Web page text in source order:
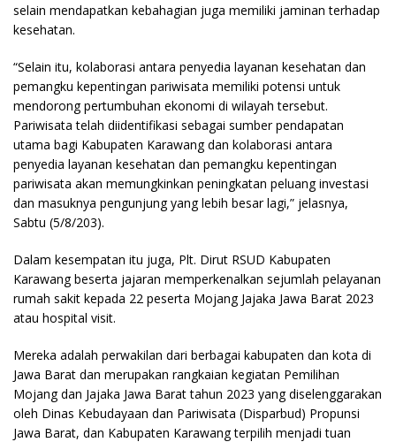
selain mendapatkan kebahagian juga memiliki jaminan terhadap
kesehatan.
“Selain itu, kolaborasi antara penyedia layanan kesehatan dan
pemangku kepentingan pariwisata memiliki potensi untuk
mendorong pertumbuhan ekonomi di wilayah tersebut.
Pariwisata telah diidentifikasi sebagai sumber pendapatan
utama bagi Kabupaten Karawang dan kolaborasi antara
penyedia layanan kesehatan dan pemangku kepentingan
pariwisata akan memungkinkan peningkatan peluang investasi
dan masuknya pengunjung yang lebih besar lagi,” jelasnya,
Sabtu (5/8/203).
Dalam kesempatan itu juga, Plt. Dirut RSUD Kabupaten
Karawang beserta jajaran memperkenalkan sejumlah pelayanan
rumah sakit kepada 22 peserta Mojang Jajaka Jawa Barat 2023
atau hospital visit.
Mereka adalah perwakilan dari berbagai kabupaten dan kota di
Jawa Barat dan merupakan rangkaian kegiatan Pemilihan
Mojang dan Jajaka Jawa Barat tahun 2023 yang diselenggarakan
oleh Dinas Kebudayaan dan Pariwisata (Disparbud) Propunsi
Jawa Barat, dan Kabupaten Karawang terpilih menjadi tuan